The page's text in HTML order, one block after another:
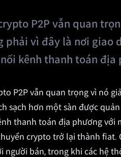
P2P vẫn quan
phải vì đây là nơi giao
kênh thanh toán địa
P2P vẫn quan trọng vì nó
sạch hơn một sàn được
thanh toán địa phương với
crypto trở lại thành fiat.
người bán, trong khi các hệ